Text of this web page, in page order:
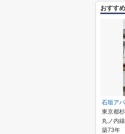
おすす
石垣ア
東京都
丸ノ内
築73年